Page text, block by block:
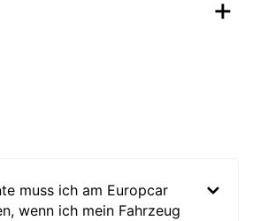
muss ich am Europcar
wenn ich mein Fahrzeug